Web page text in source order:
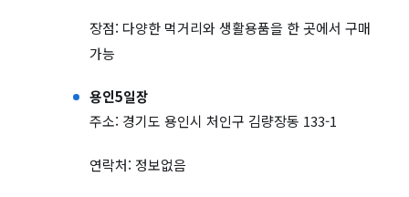
장점: 다양한 먹거리와 생활용품을 한 곳에서 구매
가능
용인5일장
주소: 경기도 용인시 처인구 김량장동 133-1
연락처: 정보없음